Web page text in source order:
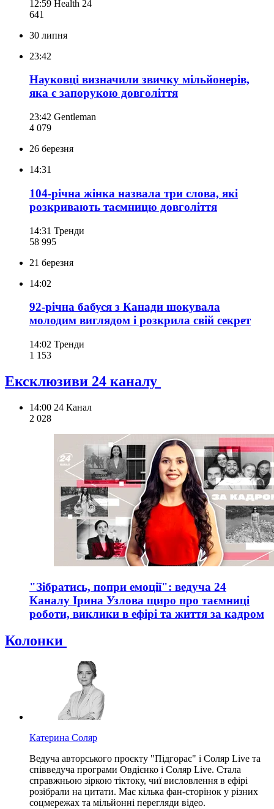
12:59 Health 24
641
30 липня
23:42
Науковці визначили звичку мільйонерів,
яка є запорукою довголіття
23:42 Gentleman
4 079
26 березня
14:31
104-річна жінка назвала три слова, які
розкривають таємницю довголіття
14:31 Тренди
58 995
21 березня
14:02
92-річна бабуся з Канади шокувала
молодим виглядом і розкрила свій секрет
14:02 Тренди
1 153
Ексклюзиви 24 каналу
14:00 24 Канал
2 028
"Зібратись, попри емоції": ведуча 24
Каналу Ірина Узлова щиро про таємниці
роботи, виклики в ефірі та життя за кадром
Колонки
Катерина Соляр
Ведуча авторського проєкту "Підгорає" і Соляр Live та
співведуча програми Овдієнко і Соляр Live. Стала
справжньою зіркою тіктоку, чиї висловлення в ефірі
розібрали на цитати. Має кілька фан-сторінок у різних
соцмережах та мільйонні перегляди відео.